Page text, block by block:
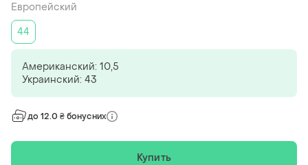
Европейский
44
Американский: 10,5
Украинский: 43
до 12.0 ₴ бонусних
Купить